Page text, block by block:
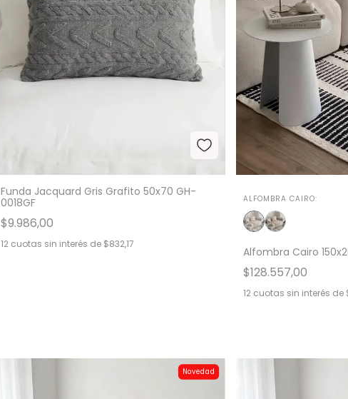
Funda Jacquard Gris Grafito 50x70 GH-
0018GF
$9.986,00
12 cuotas sin interés de $832,17
ALFOMBRA CAIRO:
Alfombra Cairo
$128.557,00
12 cuotas sin interés de
Novedad